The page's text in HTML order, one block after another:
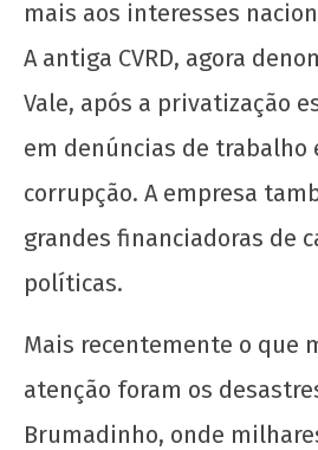
Nota Política da UJC - PARA
SUSPENSÃO: Pela
"Novo" Ensino Médio!
6 de
2020
wp-
admin
mais aos interesses
A antiga CVRD, agora
Vale, após a privatização
em denúncias de trabalho
corrupção. A empresa
grandes financiadoras de
políticas.
Mais recentemente o que
atenção foram os
Brumadinho, onde